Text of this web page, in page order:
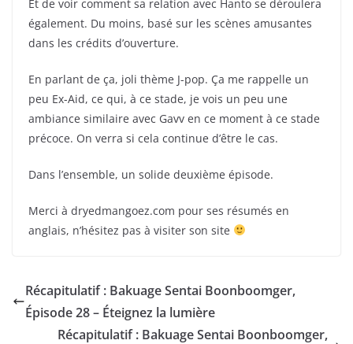
Et de voir comment sa relation avec Hanto se déroulera
également. Du moins, basé sur les scènes amusantes
dans les crédits d’ouverture.
En parlant de ça, joli thème J-pop. Ça me rappelle un
peu Ex-Aid, ce qui, à ce stade, je vois un peu une
ambiance similaire avec Gavv en ce moment à ce stade
précoce. On verra si cela continue d’être le cas.
Dans l’ensemble, un solide deuxième épisode.
Merci à dryedmangoez.com pour ses résumés en
anglais, n’hésitez pas à visiter son site
Récapitulatif : Bakuage Sentai Boonboomger,
Épisode 28 – Éteignez la lumière
Récapitulatif : Bakuage Sentai Boonboomger,